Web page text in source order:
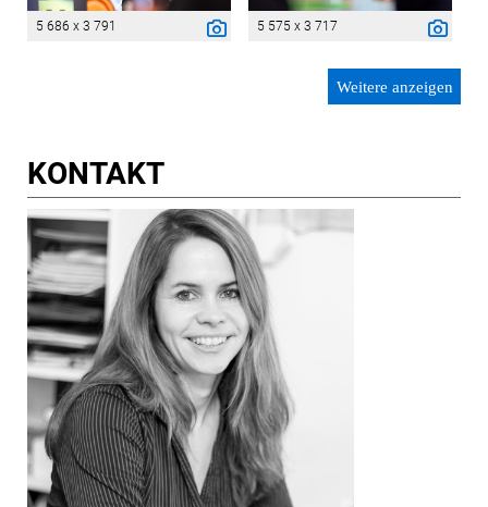
5 686 x 3 791 5 575 x 3 717
Weitere anzeigen
KONTAKT